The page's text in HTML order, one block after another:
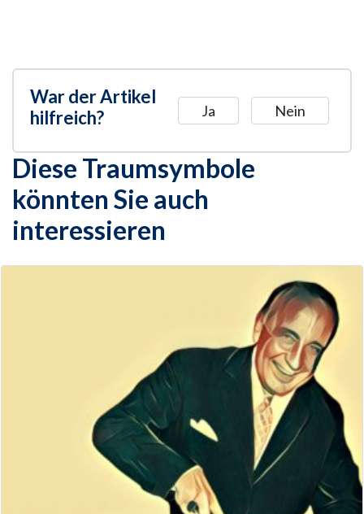
War der Artikel
hilfreich?
Ja Nein
Diese Traumsymbole
könnten Sie auch
interessieren